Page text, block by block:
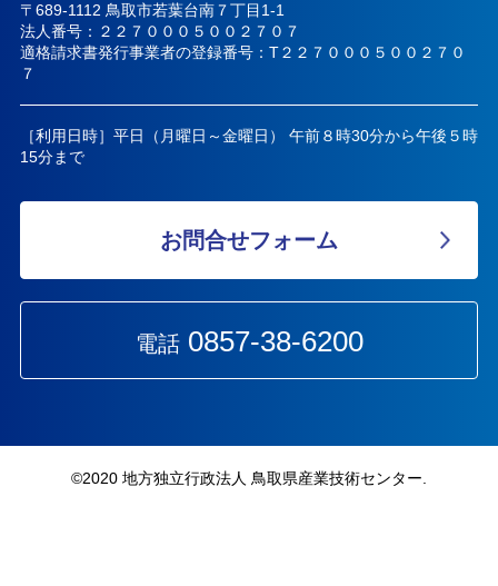
〒689-1112 鳥取市若葉台南７丁目1-1
法人番号：２２７０００５００２７０７
適格請求書発行事業者の登録番号：T２２７０００５００２７０
７
［利用日時］平日（月曜日～金曜日） 午前８時30分から午後５時
15分まで
お問合せフォーム
電話0857-38-6200
©︎2020 地方独立行政法人 鳥取県産業技術センター.